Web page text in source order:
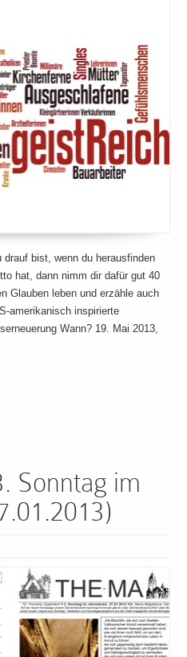
bist, wenn du herausfinden
hat, dann nimm dir dafür gut 40
Glauben leben und erzähle auch
amerikanisch inspirierte
Wann? 19. Mai 2013,
Sonntag im